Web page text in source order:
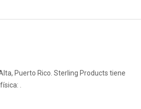
Puerto Rico. Sterling Products tiene
.